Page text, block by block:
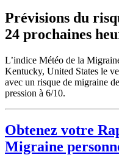
Prévisions du
24 prochaines
L’indice Météo de la
Kentucky, United States le
avec un risque de migraine
pression à 6/10.
Obtenez votre
Migraine